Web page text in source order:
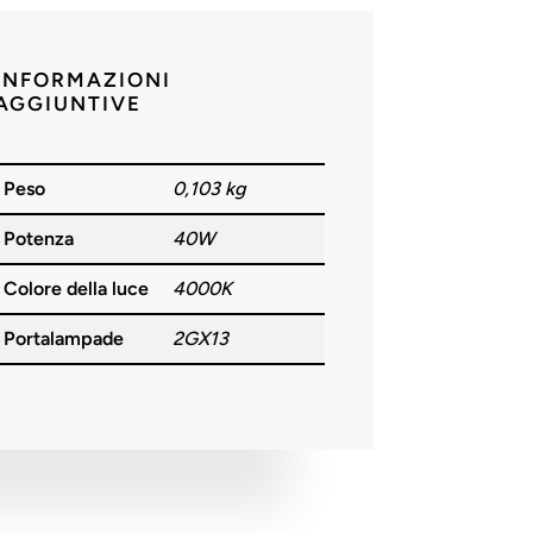
Peso 0,103 kg
Potenza 40W
Colore della luce 4000K
Portalampade 2GX13